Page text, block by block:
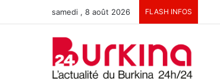
samedi , 8 août 2026 FLASH INFOS